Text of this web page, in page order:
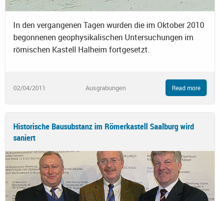
In den vergangenen Tagen wurden die im Oktober 2010
begonnenen geophysikalischen Untersuchungen im
römischen Kastell Halheim fortgesetzt.
02/04/2011 Ausgrabungen Read more
Historische Bausubstanz im Römerkastell Saalburg wird
saniert